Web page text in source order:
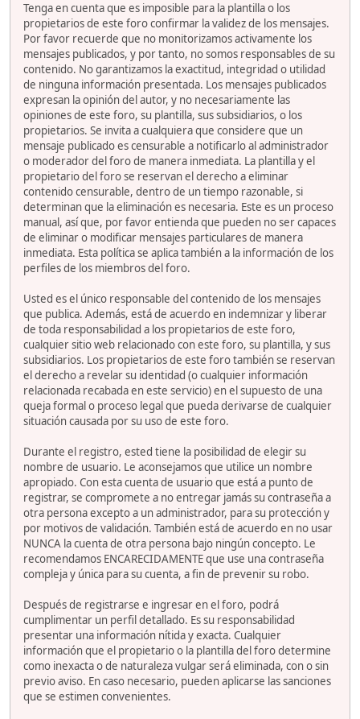
Tenga en cuenta que es imposible para la plantilla o los
propietarios de este foro confirmar la validez de los mensajes.
Por favor recuerde que no monitorizamos activamente los
mensajes publicados, y por tanto, no somos responsables de su
contenido. No garantizamos la exactitud, integridad o utilidad
de ninguna información presentada. Los mensajes publicados
expresan la opinión del autor, y no necesariamente las
opiniones de este foro, su plantilla, sus subsidiarios, o los
propietarios. Se invita a cualquiera que considere que un
mensaje publicado es censurable a notificarlo al administrador
o moderador del foro de manera inmediata. La plantilla y el
propietario del foro se reservan el derecho a eliminar
contenido censurable, dentro de un tiempo razonable, si
determinan que la eliminación es necesaria. Este es un proceso
manual, así que, por favor entienda que pueden no ser capaces
de eliminar o modificar mensajes particulares de manera
inmediata. Esta política se aplica también a la información de los
perfiles de los miembros del foro.
Usted es el único responsable del contenido de los mensajes
que publica. Además, está de acuerdo en indemnizar y liberar
de toda responsabilidad a los propietarios de este foro,
cualquier sitio web relacionado con este foro, su plantilla, y sus
subsidiarios. Los propietarios de este foro también se reservan
el derecho a revelar su identidad (o cualquier información
relacionada recabada en este servicio) en el supuesto de una
queja formal o proceso legal que pueda derivarse de cualquier
situación causada por su uso de este foro.
Durante el registro, ested tiene la posibilidad de elegir su
nombre de usuario. Le aconsejamos que utilice un nombre
apropiado. Con esta cuenta de usuario que está a punto de
registrar, se compromete a no entregar jamás su contraseña a
otra persona excepto a un administrador, para su protección y
por motivos de validación. También está de acuerdo en no usar
NUNCA la cuenta de otra persona bajo ningún concepto. Le
recomendamos ENCARECIDAMENTE que use una contraseña
compleja y única para su cuenta, a fin de prevenir su robo.
Después de registrarse e ingresar en el foro, podrá
cumplimentar un perfil detallado. Es su responsabilidad
presentar una información nítida y exacta. Cualquier
información que el propietario o la plantilla del foro determine
como inexacta o de naturaleza vulgar será eliminada, con o sin
previo aviso. En caso necesario, pueden aplicarse las sanciones
que se estimen convenientes.